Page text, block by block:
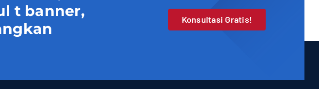
t banner,
Konsultasi Gratis!